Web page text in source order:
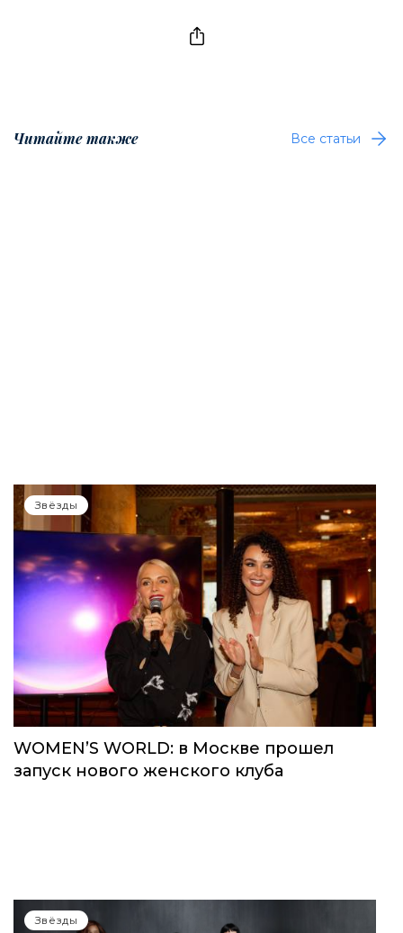
Читайте также Все статьи
Звёзды
WOMEN’S WORLD: в Москве прошел
запуск нового женского клуба
Звёзды